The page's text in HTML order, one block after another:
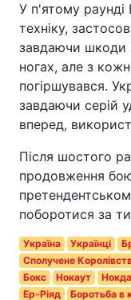
У п'ятому раунді
техніку,
завдаючи шкоди
ногах, але з
погіршувався.
завдаючи серій
вперед,
Після шостого
продовження
поборотися за
Україна Українці
Сполучене
Бокс
Нокаут
Ер-Ріяд
Боротьба в